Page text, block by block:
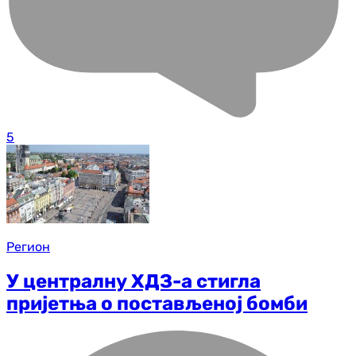
5
Регион
У централну ХДЗ-а стигла
пријетња о постављеној бомби